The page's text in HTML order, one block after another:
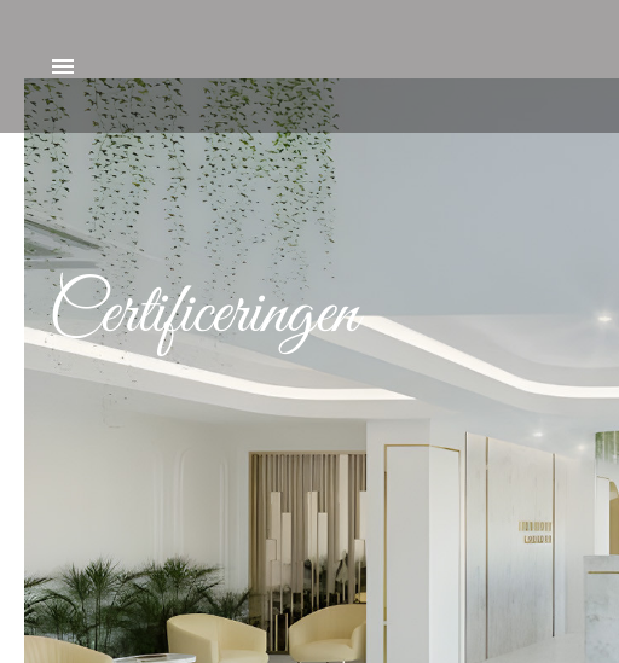
Certificeringen